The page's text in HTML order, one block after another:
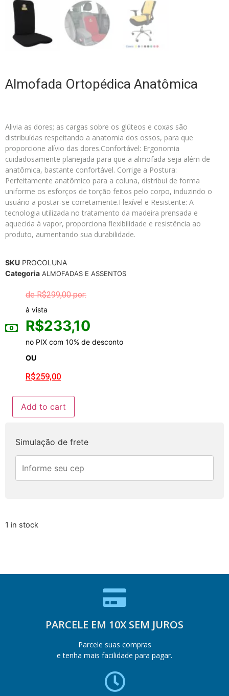
Almofada Ortopédica Anatômica
Alivia as dores; as cargas sobre os glúteos e coxas são
distribuídas respeitando a anatomia dos ossos, para que
proporcione alívio das dores.Confortável: Ergonomia
cuidadosamente planejada para que a almofada seja além de
anatômica, bastante confortável. Corrige a Postura:
Perfeitamente anatômico para a coluna, distribui de forma
uniforme os esforços de torção feitos pelo corpo, induzindo o
usuário a postar-se corretamente.Flexível e Resistente: A
tecnologia utilizada no tratamento da madeira prensada e
aquecida à vapor, proporciona flexibilidade e resistência ao
produto, aumentando sua durabilidade.
SKU PROCOLUNA
Categoria ALMOFADAS E ASSENTOS
R$299,00
R$259,00
à vista
R$233,10
no PIX com 10% de desconto
OU
Add to cart
Simulação de frete
1 in stock
PARCELE EM 10X SEM JUROS
Parcele suas compras
e tenha mais facilidade para pagar.